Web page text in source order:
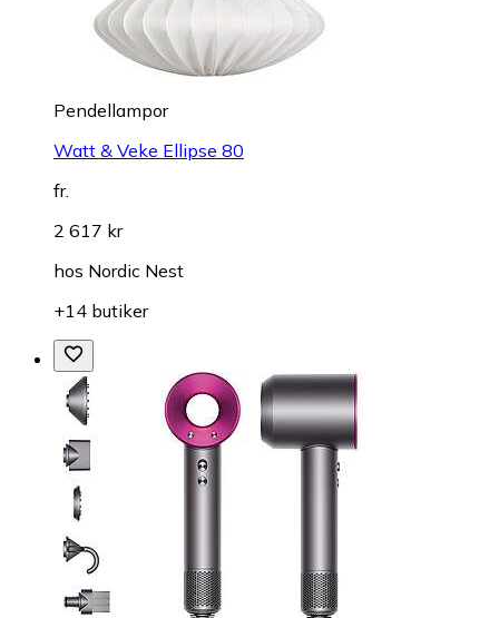
Pendellampor
Watt & Veke Ellipse 80
fr.
2 617 kr
hos Nordic Nest
+14 butiker